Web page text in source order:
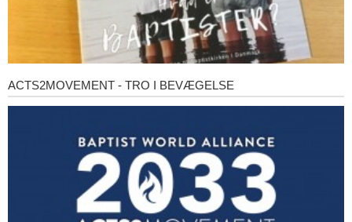
Acts2Movement
-
ACTS2MOVEMENT - TRO I BEVÆGELSE